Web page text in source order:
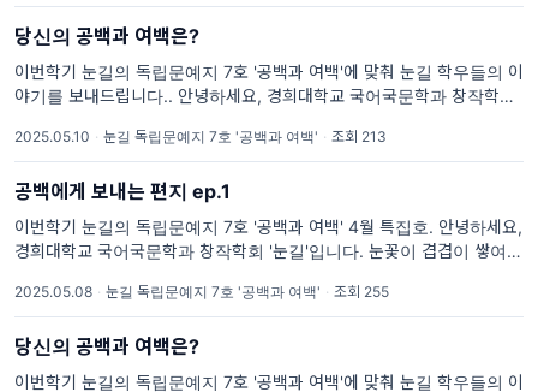
당신의 공백과 여백은?
이번학기 눈길의 독립문예지 7호 '공백과 여백'에 맞춰 눈길 학우들의 이
야기를 보내드립니다.. 안녕하세요, 경희대학교 국어국문학과 창작학회
들을 출판으로 아름답게 피워내기를 바라며 매학기 독립문예지를
2025.05.10 · 눈길 독립문예지 7호 '공백과 여백' · 조회 213
공백에게 보내는 편지 ep.1
이번학기 눈길의 독립문예지 7호 '공백과 여백' 4월 특집호. 안녕하세요,
경희대학교 국어국문학과 창작학회 '눈길'입니다. 눈꽃이 겹겹이 쌓여 아
바라며 매학기 독립문예지를
2025.05.08 · 눈길 독립문예지 7호 '공백과 여백' · 조회 255
당신의 공백과 여백은?
이번학기 눈길의 독립문예지 7호 '공백과 여백'에 맞춰 눈길 학우들의 이